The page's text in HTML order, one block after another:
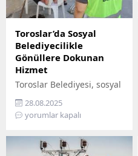
Toroslar’da Sosyal
Belediyecilikle
Gönüllere Dokunan
Hizmet
Toroslar Belediyesi, sosyal
belediyecilik anlayışıyla
vatandaşların gönüllerine
dokunmaya devam ediyor.
vatandaşlar, özel
28.08.2025
yorumlar kapalı